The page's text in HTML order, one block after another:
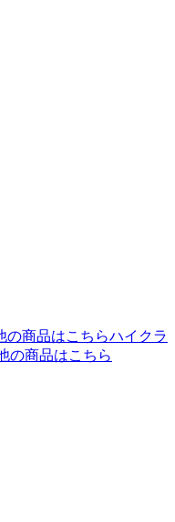
の商品はこちらハイクラ
の商品はこちら